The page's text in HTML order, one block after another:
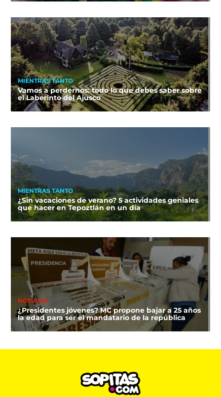
MIENTRAS TANTO
Vamos a perdernos: todo lo que debes saber sobre
el Laberinto del Ajusco
MIENTRAS TANTO
¿Sin vacaciones de verano? 5 actividades geniales
que hacer en Tepoztlán en un día
NOTICIAS
¿Presidentes jóvenes? MC propone bajar a 25 años
la edad para ser el mandatario de la república